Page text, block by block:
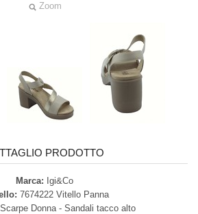
Zoom
PRODOTTO
Marca: Igi&Co
7674222 Vitello Panna
Scarpe Donna - Sandali tacco alto